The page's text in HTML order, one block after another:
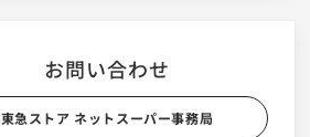
お問い合わせ
東急ストア ネットスーパー事務局